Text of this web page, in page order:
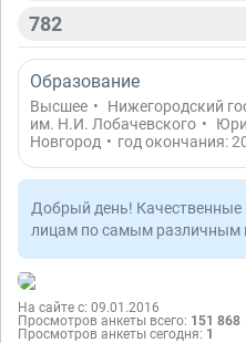
782
Образование
Высшее •
Нижегородский
им. Н.И. Лобачевского •
Новгород • год окончания:
Добрый день! Качественные
лицам по самым различным
На сайте с: 09.01.2016
Просмотров анкеты всего: 151 868
Просмотров анкеты сегодня: 1